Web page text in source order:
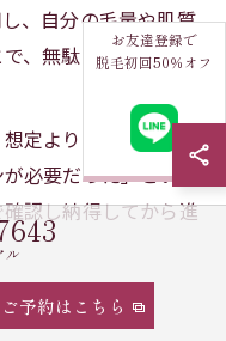
、自分の毛量や肌質
、無駄な出費や後悔
定より回数が多く費
必要だった」という
認し納得してから進
お友達登録で
脱毛初回50％オフ
ル
ご予約はこちら